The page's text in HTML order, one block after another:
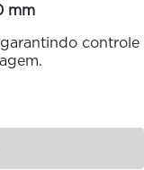
mm
controle